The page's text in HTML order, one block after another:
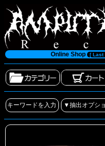
Online Shop [ Last